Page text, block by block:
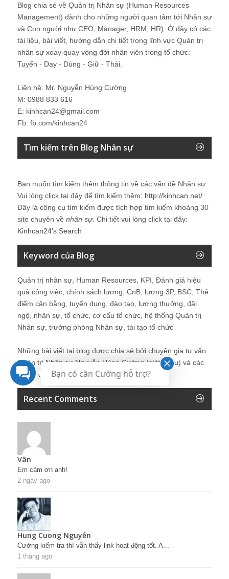
Blog chia sẻ về Quản trị Nhân sự (Human Resources
Management) dành cho những người quan tâm tới Nhân sự
và Con người như CEO, Manager, HRM, HR). Ở đây có các
tài liệu, bài viết, hướng dẫn chi tiết trong lĩnh vực Quản trị
nhân sự xoay quay vòng đời nhân viên trong tổ chức:
Tuyển - Dạy - Dùng - Giữ - Thải.
Liên hệ: Mr. Nguyễn Hùng Cường
M: 0988 833 616
E: kinhcan24@gmail.com
Fb: fb.com/kinhcan24
Tìm kiếm trên Blog Nhân sự
Bạn muốn tìm kiếm thêm thông tin về các vấn đề Nhân sự
Vui lòng click tại đây để tìm kiếm thêm: http://kinhcan.net/
Đây là công cụ tìm kiếm được tích hợp tìm kiếm khoảng 30
site chuyên về nhân sự. Chi tiết vui lòng click tại đây:
Kinhcan24′s Search
Keyword của Blog
Quản trị nhân sự, Human Resources, KPI, Đánh giá hiệu
quả công việc, chính sách lương, CnB, lương 3P, BSC, Thẻ
điểm cân bằng, tuyển dụng, đào tạo, lương thưởng, đãi
ngộ, nhân sự, tổ chức, cơ cấu tổ chức, hệ thống Quản trị
Nhân sự, trưởng phòng Nhân sự, tái tạo tổ chức
Những bài viết tại blog được chia sẻ bởi chuyên gia tư vấn
Quản trị Nhân sự Nguyễn Hùng Cường (giới thiệu) và các
thành viên khác trong cộng đồng Nhân sự.
Recent Comments
Vân
Em cảm ơn anh!
2 ngày ago
Hung Cuong Nguyễn
Cường kiểm tra thì vẫn thấy link hoạt động tốt. A...
1 tháng ago
Bạn có cần Cường hỗ trợ?